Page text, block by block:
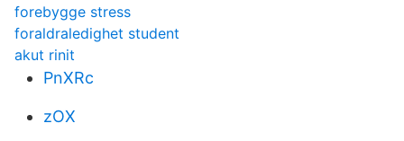
forebygge stress
foraldraledighet student
akut rinit
PnXRc
zOX